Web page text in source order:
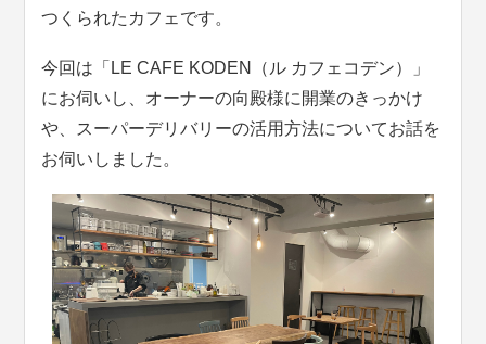
つくられたカフェです。
今回は「LE CAFE KODEN（ル カフェコデン）」
にお伺いし、オーナーの向殿様に開業のきっかけ
や、スーパーデリバリーの活用方法についてお話を
お伺いしました。